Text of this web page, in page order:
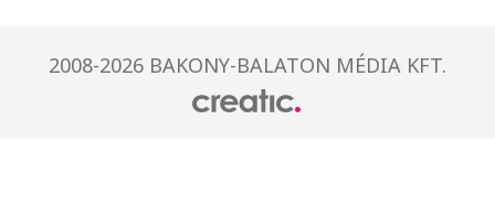
2008-2026 BAKONY-BALATON MÉDIA KFT.